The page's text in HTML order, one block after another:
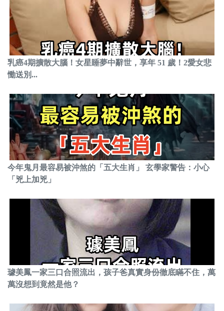
乳癌4期擴散大腦！女星睡夢中辭世，享年 51 歲！2愛女悲
慟送別...
今年鬼月最容易被沖煞的「五大生肖」 玄學家警告：小心
「兇上加兇」
璩美鳳一家三口合照流出，孩子爸真實身份徹底瞞不住，萬
萬沒想到竟然是他？